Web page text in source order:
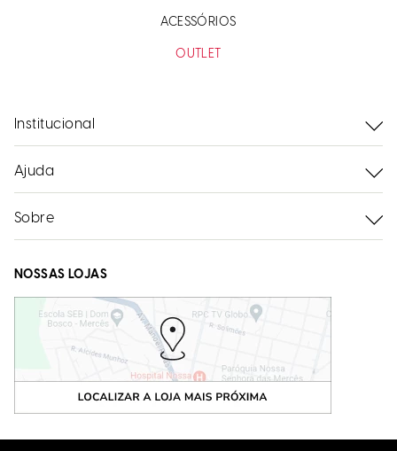
ACESSÓRIOS
OUTLET
Institucional
Ajuda
Sobre
NOSSAS LOJAS